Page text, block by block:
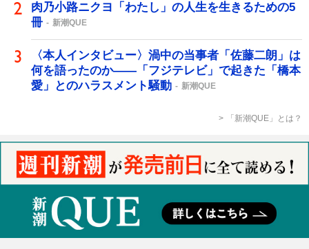
肉乃小路ニクヨ「わたし」の人生を生きるための5
冊
新潮QUE
〈本人インタビュー〉渦中の当事者「佐藤二朗」は
何を語ったのか――「フジテレビ」で起きた「橋本
愛」とのハラスメント騒動
新潮QUE
「新潮QUE」とは？